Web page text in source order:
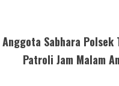
Anggota Sabhara
Patroli Jam Malam